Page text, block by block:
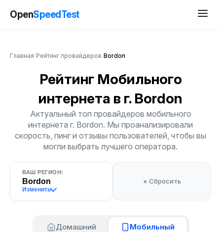
OpenSpeedTest
Главная Рейтинг провайдеров Bordon
Рейтинг Мобильного
интернета в г. Bordon
Актуальный топ провайдеров мобильного
интернета г. Bordon. Мы проанализировали
скорость, пинг и отзывы пользователей, чтобы вы
могли выбрать лучшего оператора.
ВАШ РЕГИОН:
Bordon
Изменить
× Сбросить
Домашний Мобильный